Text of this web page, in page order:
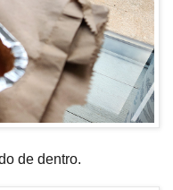
de dentro.